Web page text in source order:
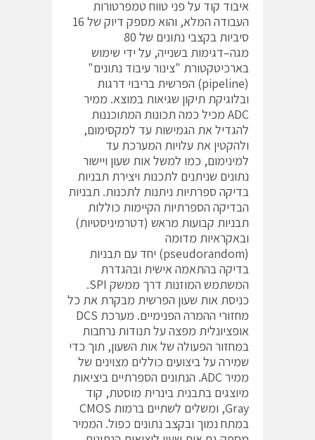
איבוד קוד על פני טווח טמפרטורות
העבודה המלא, והוא מספק דיוק של 16
סיביות בקצבי נתונים של 80
מגה–דגימות בשנייה, על ידי שימוש
בארכיטקטורת "צינור עיבוד נתונים"
(pipeline) הפרשית בריבוי דרגות
ובלוגיקת תיקון שגיאות במוצא. ממיר
ADC מכיל כמה תכונות המתוכננות
להגדיל את הגמישות עד למקסימום,
ולהקטין את עלויות המערכת עד
למינימום, כמו למשל אות שעון ויישור
נתונים שניתנים לתכנות ויצירת תבניות
בדיקה ספרתיות ניתנות לתכנות. תבניות
הבדיקה הספרתיות הקיימות כוללות
תבניות קבועות מראש (דטרמיניסטיות)
ובאקראיות מדומה
(pseudorandom) יחד עם תבניות
בדיקה בהתאמה אישית ובהגדרת
המשתמש המוזנות דרך ממשק SPI.
כניסת אות שעון הפרשית מבקרת את כל
מחזורי ההמרה הפנימיים. מערכת DCS
אופציונלית מפצה על תנודות נרחבות
במחזור הפעולה של אות השעון, תוך כדי
שמירה על ביצועים כוללים מצוינים של
ממיר ADC. הנתונים הספרתיים ביציאות
מיוצגים בתבנית בינרית מוסטת, קוד
Gray, ומשלים לשתיים ברמות CMOS
במתח נמוך ובקצב נתונים כפול. הממיר